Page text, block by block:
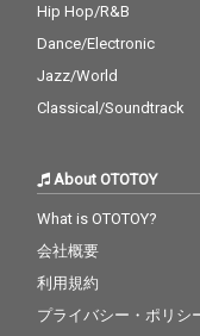
Hip Hop/R&B
Dance/Electronic
Jazz/World
Classical/Soundtrack
About OTOTOY
What is OTOTOY?
会社概要
利用規約
プライバシー・ポリシ